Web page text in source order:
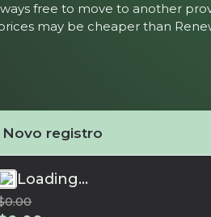
free to move to another
may be cheaper than
Novo registro
Loading...
0.00